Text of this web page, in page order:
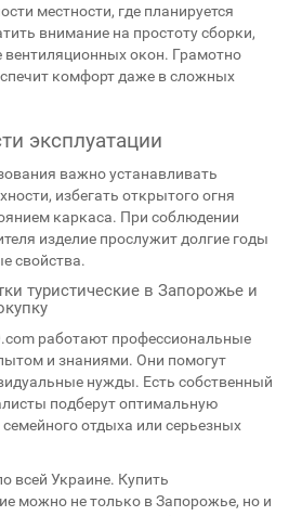
местности, где планируется
внимание на простоту сборки,
вентиляционных окон. Грамотно
комфорт даже в сложных
эксплуатации
важно устанавливать
избегать открытого огня
каркаса. При соблюдении
изделие прослужит долгие годы
свойства.
туристические в Запорожье и
работают профессиональные
и знаниями. Они помогут
нужды. Есть собственный
подберут оптимальную
отдыха или серьезных
всей Украине. Купить
можно не только в Запорожье, но и